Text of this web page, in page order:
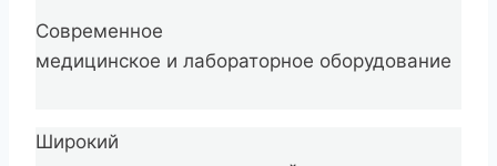
Современное
медицинское и лабораторное оборудование
Широкий